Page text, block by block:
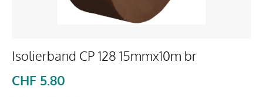
Isolierband CP 128 15mmx10m br
CHF 5.80